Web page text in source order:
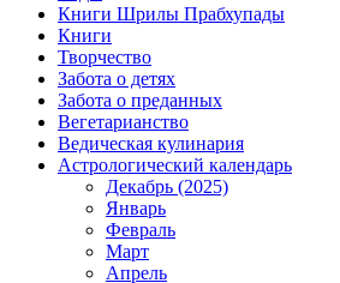
Книги Шрилы Прабхупады
Книги
Творчество
Забота о детях
Забота о преданных
Вегетарианство
Ведическая кулинария
Астрологический календарь
Декабрь (2025)
Январь
Февраль
Март
Апрель